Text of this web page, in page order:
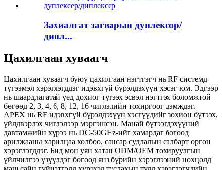
Захиалгат загварын дуплексор/
дипл...
Цахилгаан хуваагч
Цахилгаан хуваагч буюу цахилгаан нэгтгэгч нь RF системд
түгээмэл хэрэглэгддэг идэвхгүй бүрэлдэхүүн хэсэг юм. Эдгээр
нь шаардлагатай үед дохиог түгээх эсвэл нэгтгэх боломжтой
бөгөөд 2, 3, 4, 6, 8, 12, 16 чиглэлийн тохиргоог дэмждэг.
APEX нь RF идэвхгүй бүрэлдэхүүн хэсгүүдийг зохион бүтээх,
үйлдвэрлэх чиглэлээр мэргэшсэн. Манай бүтээгдэхүүний
давтамжийн хүрээ нь DC-50GHz-ийг хамардаг бөгөөд
арилжааны харилцаа холбоо, сансар судлалын салбарт өргөн
хэрэглэгддэг. Бид мөн уян хатан ODM/OEM тохируулгын
үйлчилгээ үзүүлдэг бөгөөд янз бүрийн хэрэглээний нөхцөлд
маш сайн гүйцэтгэлд хүрэхэд туслахын тулд хэрэглэгчдийн